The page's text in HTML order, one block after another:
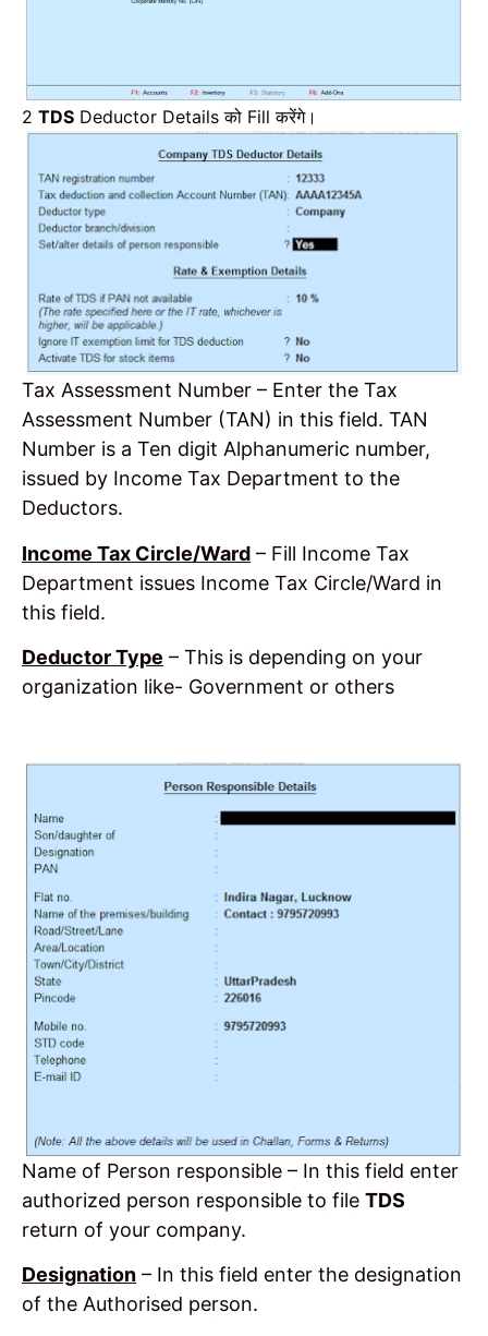
2 TDS Deductor Details को Fill करेंगे।
Tax Assessment Number – Enter the Tax
Assessment Number (TAN) in this field. TAN
Number is a Ten digit Alphanumeric number,
issued by Income Tax Department to the
Deductors.
Income Tax Circle/Ward – Fill Income Tax
Department issues Income Tax Circle/Ward in
this field.
Deductor Type – This is depending on your
organization like- Government or others
Name of Person responsible – In this field enter
authorized person responsible to file TDS
return of your company.
Designation – In this field enter the designation
of the Authorised person.